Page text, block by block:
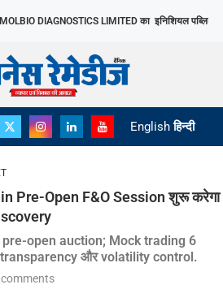
MOLBIO DIAGNOSTICS LIMITED का इनिशियल
English हिन्दी
Pre-Open F&O Session शुरू करेगा
pre-open auction; Mock trading 6
transparency और volatility control.